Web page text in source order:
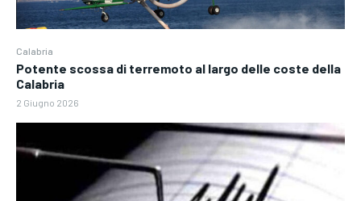
Calabria
Potente scossa di terremoto al largo delle coste della
Calabria
2 Giugno 2026